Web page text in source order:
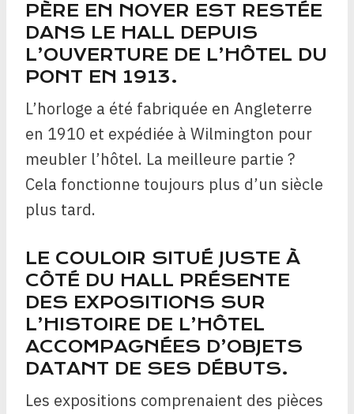
PÈRE EN NOYER EST RESTÉE
DANS LE HALL DEPUIS
L’OUVERTURE DE L’HÔTEL DU
PONT EN 1913.
L’horloge a été fabriquée en Angleterre
en 1910 et expédiée à Wilmington pour
meubler l’hôtel. La meilleure partie ?
Cela fonctionne toujours plus d’un siècle
plus tard.
LE COULOIR SITUÉ JUSTE À
CÔTÉ DU HALL PRÉSENTE
DES EXPOSITIONS SUR
L’HISTOIRE DE L’HÔTEL
ACCOMPAGNÉES D’OBJETS
DATANT DE SES DÉBUTS.
Les expositions comprenaient des pièces